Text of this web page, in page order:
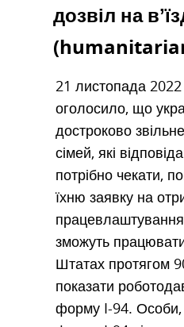
дозвіл на
21 листопада 2022
оголосило, що
достроково
сімей, які
потрібно чекати,
їхню заявку на
зможуть
Штатах протягом
показати
форму I-94. Особи,